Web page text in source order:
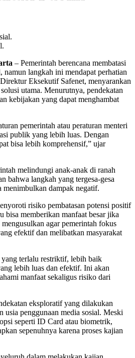
– Pemerintah berencana membatasi
namun langkah ini mendapat perhatian
Eksekutif Safenet, menyarankan
utama. Menurutnya, pendekatan
kebijakan yang dapat menghambat
pemerintah atau peraturan menteri
publik yang lebih luas. Dengan
bisa lebih komprehensif,” ujar
melindungi anak-anak di ranah
bahwa langkah yang tergesa-gesa
menimbulkan dampak negatif.
risiko pembatasan potensi positif
bisa memberikan manfaat besar jika
agar pemerintah fokus
efektif dan melibatkan masyarakat
yang terlalu restriktif, lebih baik
lebih luas dan efektif. Ini akan
manfaat sekaligus risiko dari
eksploratif yang dilakukan
usia penggunaan media sosial. Meski
seperti ID Card atau biometrik,
sepenuhnya karena proses kajian